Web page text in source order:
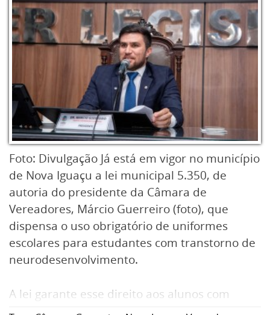
Foto: Divulgação Já está em vigor no município
de Nova Iguaçu a lei municipal 5.350, de
autoria do presidente da Câmara de
Vereadores, Márcio Guerreiro (foto), que
dispensa o uso obrigatório de uniformes
escolares para estudantes com transtorno de
neurodesenvolvimento.
A lei garante esse direito aos alunos com
transtorno do espectro autista, TDAH,